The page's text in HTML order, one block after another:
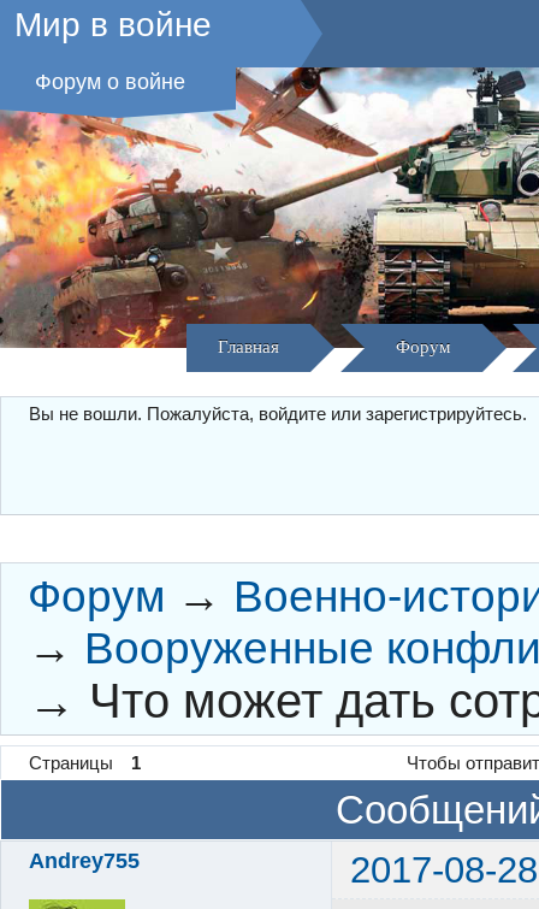
Мир в войне
Форум о войне
Главная Форум
Вы не вошли. Пожалуйста, войдите или зарегистрируйтесь.
Форум → Военно-
→ Вооруженные
→ Что может дать
Страницы 1 Чтобы
Andrey755 2017-08-